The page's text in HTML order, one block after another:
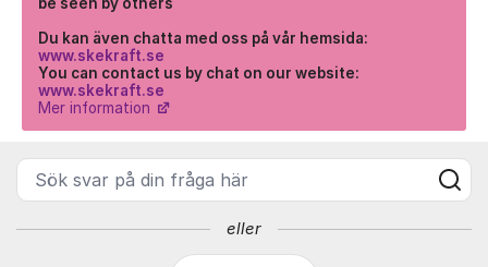
Du kan även chatta med oss på vår hemsida:
www.skekraft.se
You can contact us by chat on our website:
www.skekraft.se
Mer information
Sök svar på din fråga här
eller